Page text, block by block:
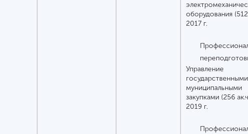
оборудования (512
2017 г.
Управление
муниципальными
закупками (256
2019 г.